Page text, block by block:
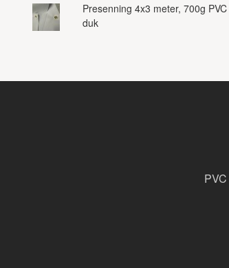
Presenning 4x3 meter, 700g PVC
duk